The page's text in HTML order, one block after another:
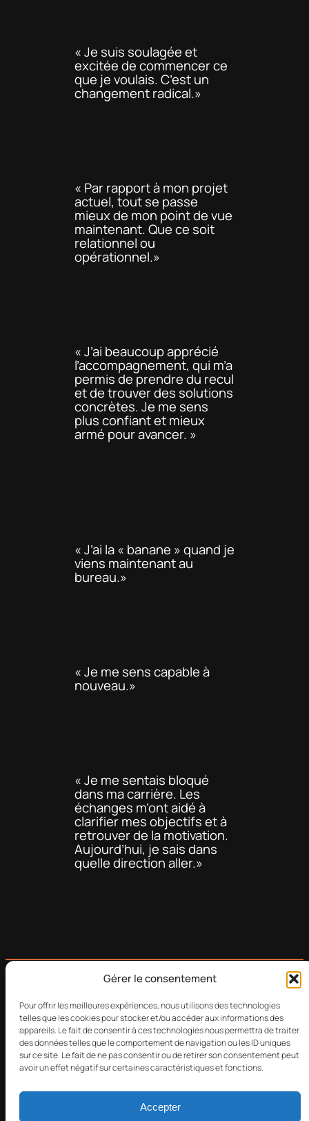
Gérer le consentement
Pour offrir les meilleures expériences, nous utilisons des technologies
telles que les cookies pour stocker et/ou accéder aux informations des
appareils. Le fait de consentir à ces technologies nous permettra de traiter
des données telles que le comportement de navigation ou les ID uniques
sur ce site. Le fait de ne pas consentir ou de retirer son consentement peut
avoir un effet négatif sur certaines caractéristiques et fonctions.
Accepter
« Je suis soulagée et
excitée de commencer ce
que je voulais. C’est un
changement radical.»
« Par rapport à mon projet
actuel, tout se passe
mieux de mon point de vue
maintenant. Que ce soit
relationnel ou
opérationnel.»
« J’ai beaucoup apprécié
l’accompagnement, qui m’a
permis de prendre du recul
et de trouver des solutions
concrètes. Je me sens
plus confiant et mieux
armé pour avancer. »
« J’ai la « banane » quand je
viens maintenant au
bureau.»
« Je me sens capable à
nouveau.»
« Je me sentais bloqué
dans ma carrière. Les
échanges m’ont aidé à
clarifier mes objectifs et à
retrouver de la motivation.
Aujourd’hui, je sais dans
quelle direction aller.»